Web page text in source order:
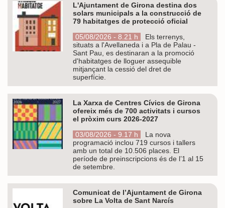
L'Ajuntament de Girona destina dos
solars municipals a la construcció de
79 habitatges de protecció oficial
05/08/2026 - 8.21 h
Els terrenys,
situats a l'Avellaneda i a Pla de Palau -
Sant Pau, es destinaran a la promoció
d'habitatges de lloguer assequible
mitjançant la cessió del dret de
superfície.
La Xarxa de Centres Cívics de Girona
ofereix més de 700 activitats i cursos
el pròxim curs 2026-2027
03/08/2026 - 9.17 h
La nova
programació inclou 719 cursos i tallers
amb un total de 10.506 places. El
període de preinscripcions és de l’1 al 15
de setembre.
Comunicat de l’Ajuntament de Girona
sobre La Volta de Sant Narcís